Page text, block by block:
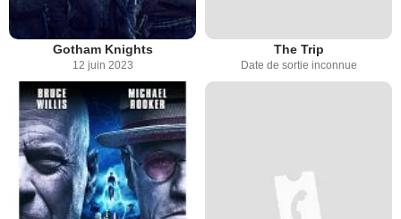
Gotham Knights
12 juin 2023
The Trip
Date de sortie inconnue